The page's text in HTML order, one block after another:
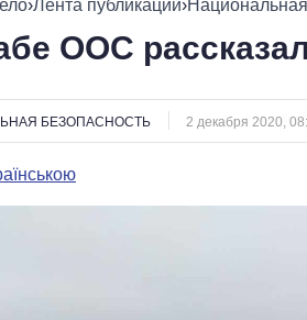
›Лента публикаций›
ООС
БЕЗОПАСНОСТЬ 2 декабря 2020,